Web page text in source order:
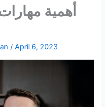
أهمية
/April 6, 2023